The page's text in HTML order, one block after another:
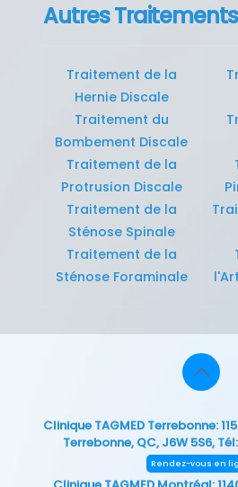
Autres
Traitement de la
Hernie Discale
Traitement du
Bombement Discale
Traitement de la
Protrusion Discale
Traitement de la
Sténose Spinale
Traitement de la
Sténose Foraminale
Clinique TAGMED Terrebonne:
Terrebonne, QC, J6W 5S6, Tél:
Rendez-vous en